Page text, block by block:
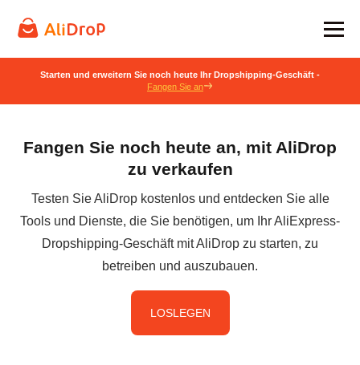
Starten und erweitern Sie noch heute Ihr Dropshipping-Geschäft -
Fangen Sie an
Fangen Sie noch heute an, mit AliDrop
zu verkaufen
Testen Sie AliDrop kostenlos und entdecken Sie alle
Tools und Dienste, die Sie benötigen, um Ihr AliExpress-
Dropshipping-Geschäft mit AliDrop zu starten, zu
betreiben und auszubauen.
LOSLEGEN